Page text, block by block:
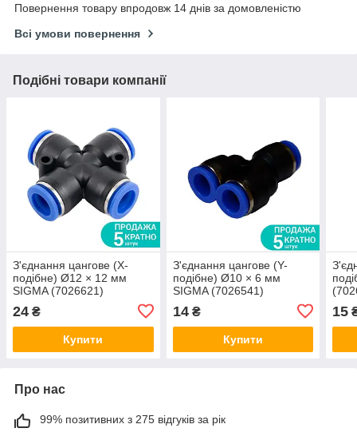
Повернення товару впродовж 14 днів за домовленістю
Всі умови повернення
Подібні товари компанії
З'єднання цангове (Х-
подібне) Ø12 × 12 мм
SIGMA (7026621)
24 ₴
Купити
З'єднання цангове (Y-
подібне) Ø10 × 6 мм
SIGMA (7026541)
14₴
Купити
15
Про нас
99% позитивних з 275 відгуків за рік